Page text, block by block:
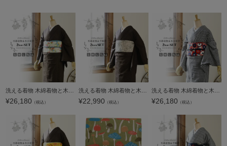
¥26,180 （税込） ¥22,990 （税込） ¥26,180 （税込）